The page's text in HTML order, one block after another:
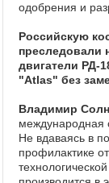
одобрения и
Российскую
преследовали
двигатели РД-
"Atlas" без
Владимир
международная
Не вдаваясь в
профилактике